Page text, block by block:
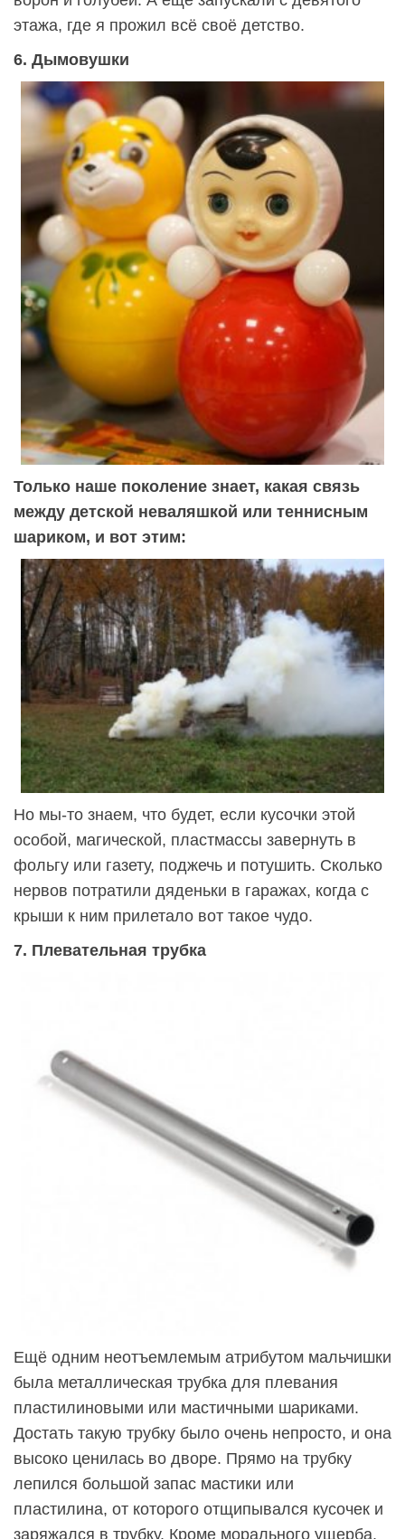
этажа, где я прожил всё своё детство.
6. Дымовушки
Только наше поколение знает, какая связь
между детской неваляшкой или теннисным
шариком, и вот этим:
Но мы-то знаем, что будет, если кусочки этой
особой, магической, пластмассы завернуть в
фольгу или газету, поджечь и потушить. Сколько
нервов потратили дяденьки в гаражах, когда с
крыши к ним прилетало вот такое чудо.
7. Плевательная трубка
Ещё одним неотъемлемым атрибутом мальчишки
была металлическая трубка для плевания
пластилиновыми или мастичными шариками.
Достать такую трубку было очень непросто, и она
высоко ценилась во дворе. Прямо на трубку
лепился большой запас мастики или
пластилина, от которого отщипывался кусочек и
заряжался в трубку. Кроме морального ущерба,